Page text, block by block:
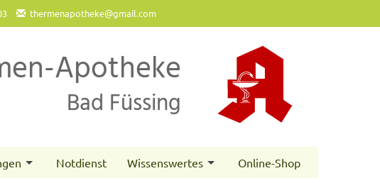
thermenapotheke@gmail.com
Apotheke
Bad Füssing
Notdienst Wissenswertes Online-Shop